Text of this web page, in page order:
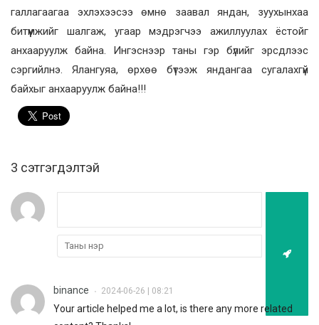
галлагаагаа эхлэхээсээ өмнө заавал яндан, зуухынхаа
битүүмжийг шалгаж, угаар мэдрэгчээ ажиллуулах ёстойг
анхааруулж байна. Ингэснээр таны гэр бүлийг эрсдлээс
сэргийлнэ. Ялангуяа, өрхөө бүтээж яндангаа сугалахгүй
байхыг анхааруулж байна!!!
3 cэтгэгдэлтэй
binance • 2024-06-26 | 08:21
Your article helped me a lot, is there any more related